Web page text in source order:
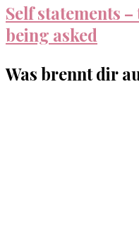
Self statements
being asked
Was brennt dir